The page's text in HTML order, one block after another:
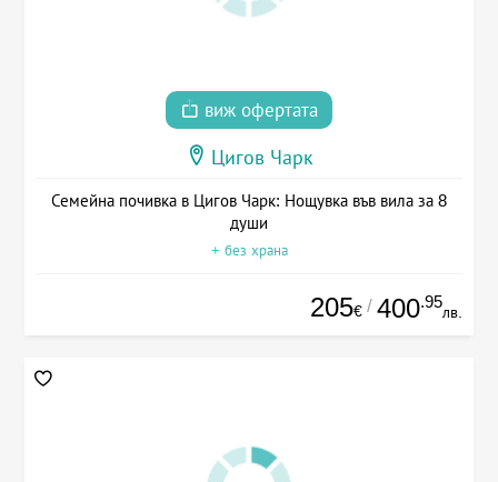
виж офертата
Цигов Чарк
Семейна почивка в Цигов Чарк: Нощувка във вила за 8
души
+ без храна
205€ / 400.95
лв.